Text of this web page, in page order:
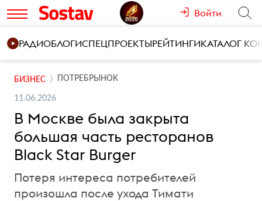
Войти
РАДИОБЛОГИСПЕЦПРОЕКТЫРЕЙТИНГИКАТАЛОГ
БИЗНЕС ПОТРЕБРЫНОК
11.06.2026
В Москве была закрыта
большая часть ресторанов
Black Star Burger
Потеря интереса потребителей
произошла после ухода Тимати